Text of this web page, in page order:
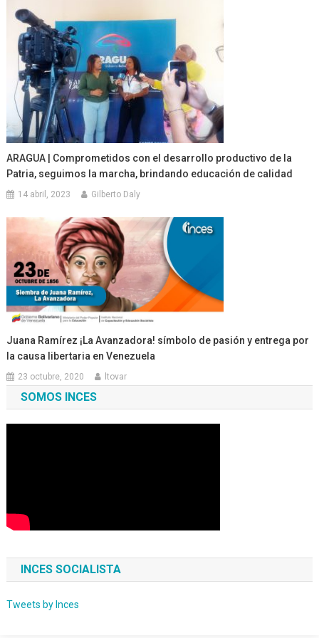
ARAGUA | Comprometidos con el desarrollo productivo de la
Patria, seguimos la marcha, brindando educación de calidad
14 abril, 2023 Gilberto Daly
Juana Ramírez ¡La Avanzadora! símbolo de pasión y entrega por
la causa libertaria en Venezuela
23 octubre, 2020 ltovar
SOMOS INCES
INCES SOCIALISTA
Tweets by Inces